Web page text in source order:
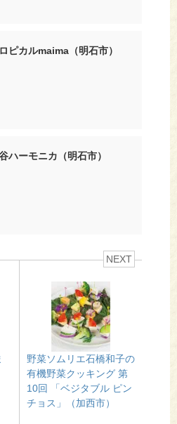
ピカルmaima（明石市）
ハーモニカ（明石市）
NEXT
野菜ソムリエ石橋和子の
有機野菜クッキング 第
10回 「ベジタブル ピン
チョス」（加西市）